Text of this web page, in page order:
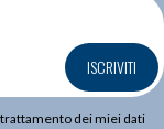
ISCRIVITI
dei miei dati